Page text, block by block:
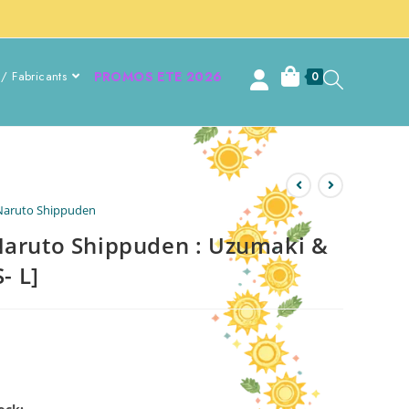
Fabricants PROMOS ETE 2026 0
Shippuden
Shippuden : Uzumaki &
L]